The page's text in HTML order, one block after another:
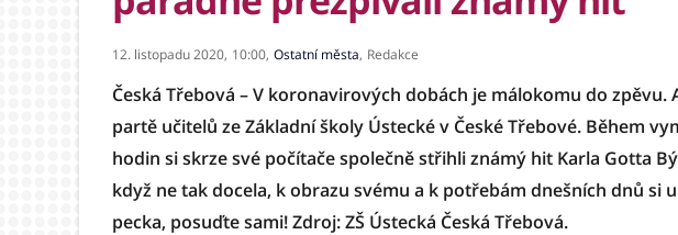
12. listopadu 2020, 10:00, Ostatní města, Redakce
Česká Třebová – V koronavirových dobách je málokomu do zpěvu.
partě učitelů ze Základní školy Ústecké v České Třebové. Během
hodin si skrze své počítače společně střihli známý hit Karla Gotta
když ne tak docela, k obrazu svému a k potřebám dnešních dnů si
pecka, posuďte sami! Zdroj: ZŠ Ústecká Česká Třebová.